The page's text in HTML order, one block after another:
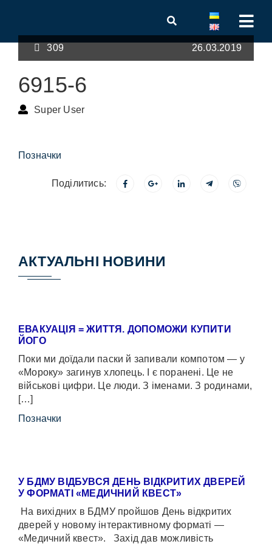
309 26.03.2019
6915-6
Super User
Позначки
Поділитись:
АКТУАЛЬНІ НОВИНИ
ЕВАКУАЦІЯ = ЖИТТЯ. ДОПОМОЖИ КУПИТИ
ЙОГО
Поки ми доїдали паски й запивали компотом — у
«Мороку» загинув хлопець. І є поранені. Це не
військові цифри. Це люди. З іменами. З родинами,
[…]
Позначки
У БДМУ ВІДБУВСЯ ДЕНЬ ВІДКРИТИХ ДВЕРЕЙ
У ФОРМАТІ «МЕДИЧНИЙ КВЕСТ»
На вихідних в БДМУ пройшов День відкритих
дверей у новому інтерактивному форматі —
«Медичний квест». Захід дав можливість